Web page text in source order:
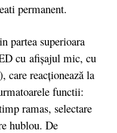
permanent.
partea superioara
cu afişajul mic, cu
), care reacţionează la
functii:
ramas, selectare
hublou. De